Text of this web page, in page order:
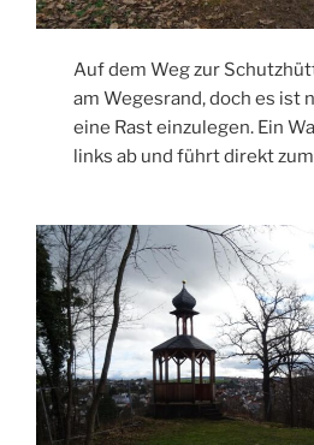
Auf dem Weg zur
am Wegesrand, doch es ist
eine Rast einzulegen. Ein
links ab und führt direkt